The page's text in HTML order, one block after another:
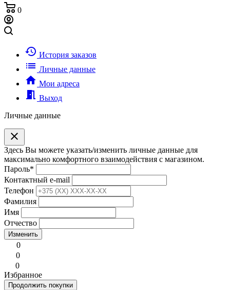
0
history История заказов
list Личные данные
home Мои адреса
meeting_room Выход
Личные данные
clear
Здесь Вы можете указать/изменить личные данные для
максимально комфортного взаимодействия с магазином.
Пароль*
Контактный e-mail
Телефон
Фамилия
Имя
Отчество
Изменить
0
0
0
Избранное
Продолжить покупки